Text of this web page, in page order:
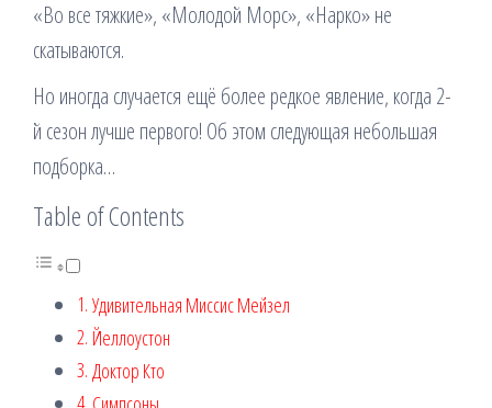
«Во все тяжкие», «Молодой Морс», «Нарко» не
скатываются.
Но иногда случается ещё более редкое явление, когда 2-
й сезон лучше первого! Об этом следующая небольшая
подборка…
Table of Contents
Удивительная Миссис Мейзел
Йеллоустон
Доктор Кто